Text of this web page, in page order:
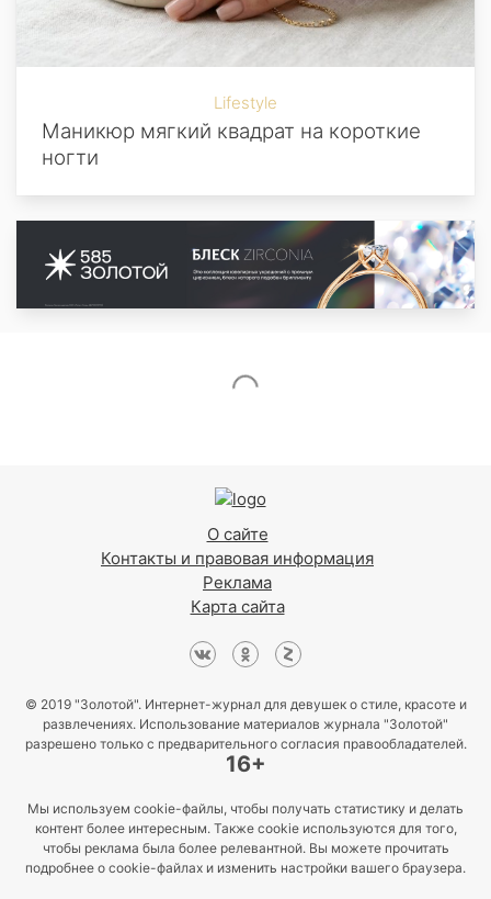
Lifestyle
Маникюр мягкий квадрат на короткие
ногти
О сайте
Контакты и правовая информация
Реклама
Карта сайта
© 2019 "Золотой". Интернет-журнал для девушек о стиле, красоте и
развлечениях. Использование материалов журнала "Золотой"
разрешено только с предварительного согласия правообладателей.
16+
Мы используем cookie-файлы, чтобы получать статистику и делать
контент более интересным. Также cookie используются для того,
чтобы реклама была более релевантной. Вы можете прочитать
подробнее о cookie-файлах и изменить настройки вашего браузера.